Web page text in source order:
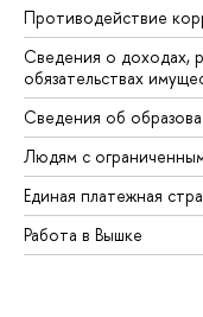
Противодействие
Сведения о доходах,
обязательствах
Сведения об
Людям с
Единая платежная
Работа в Вышке